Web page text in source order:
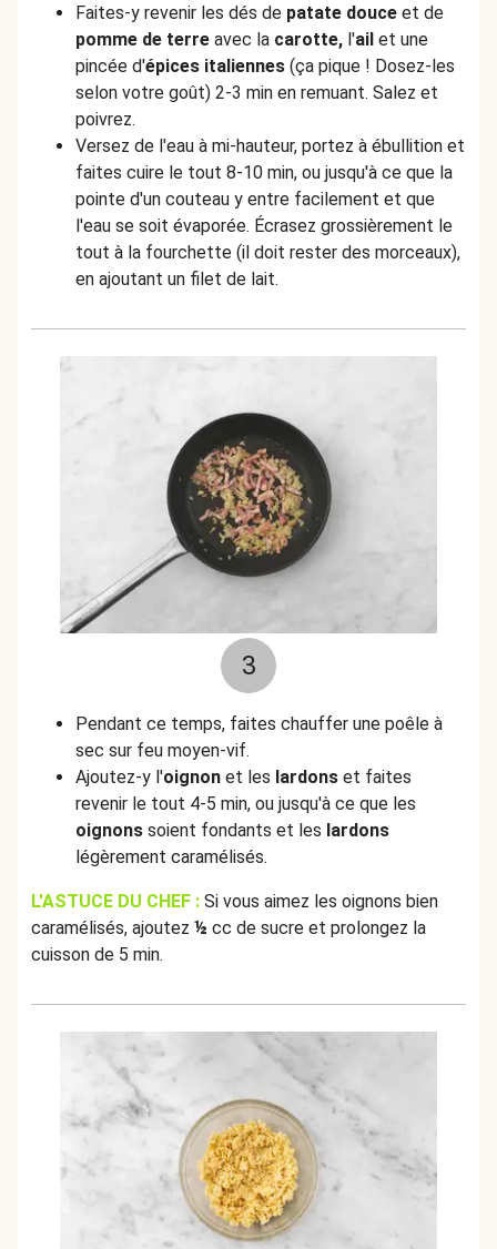
Faites-y revenir les dés de patate douce et de
pomme de terre avec la carotte, l'ail et une
pincée d'épices italiennes (ça pique ! Dosez-les
selon votre goût) 2-3 min en remuant. Salez et
poivrez.
Versez de l'eau à mi-hauteur, portez à ébullition et
faites cuire le tout 8-10 min, ou jusqu'à ce que la
pointe d'un couteau y entre facilement et que
l'eau se soit évaporée. Écrasez grossièrement le
tout à la fourchette (il doit rester des morceaux),
en ajoutant un filet de lait.
3
Pendant ce temps, faites chauffer une poêle à
sec sur feu moyen-vif.
Ajoutez-y l'oignon et les lardons et faites
revenir le tout 4-5 min, ou jusqu'à ce que les
oignons soient fondants et les lardons
légèrement caramélisés.
L'ASTUCE DU CHEF : Si vous aimez les oignons bien
caramélisés, ajoutez ½ cc de sucre et prolongez la
cuisson de 5 min.